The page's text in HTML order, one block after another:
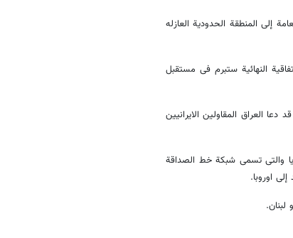
إلی المنطقة الحدودیة العازله
النهائیة ستبرم فی مستقبل
و قد دعا العراق المقاولین الایرانیین
والتی تسمی شبکة خط الصداقة
اوروبا.